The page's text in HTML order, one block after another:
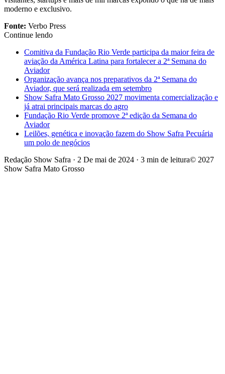
moderno e exclusivo.
Fonte: Verbo Press
Continue lendo
Comitiva da Fundação Rio Verde participa da maior feira de
aviação da América Latina para fortalecer a 2ª Semana do
Aviador
Organização avança nos preparativos da 2ª Semana do
Aviador, que será realizada em setembro
Show Safra Mato Grosso 2027 movimenta comercialização e
já atrai principais marcas do agro
Fundação Rio Verde promove 2ª edição da Semana do
Aviador
Leilões, genética e inovação fazem do Show Safra Pecuária
um polo de negócios
Redação Show Safra · 2 De mai de 2024 · 3 min de leitura© 2027
Show Safra Mato Grosso